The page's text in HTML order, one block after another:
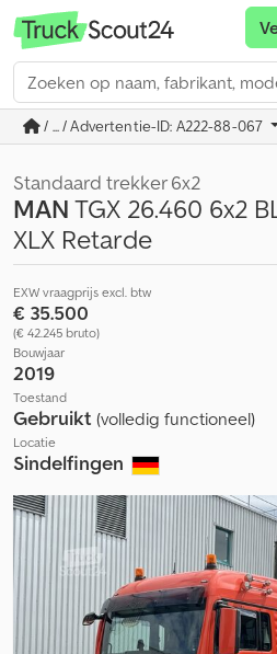
/ ... / Advertentie-ID: A222-88-067
Standaard trekker 6x2
MANTGX 26.460 6x2
XLX Retarde
EXW vraagprijs excl. btw
€ 35.500
(€ 42.245 bruto)
Bouwjaar
2019
Toestand
Gebruikt (volledig functioneel)
Locatie
Sindelfingen